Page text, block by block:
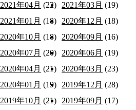
2021年04月 (22) 2021年03月 (19)
2021年01月 (18) 2020年12月 (18)
2020年10月 (18) 2020年09月 (16)
2020年07月 (20) 2020年06月 (19)
2020年04月 (21) 2020年03月 (23)
2020年01月 (19) 2019年12月 (28)
2019年10月 (21) 2019年09月 (17)